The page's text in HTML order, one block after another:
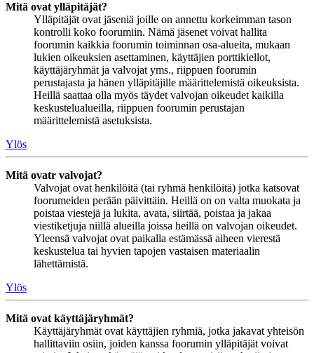
Mitä ovat ylläpitäjät?
Ylläpitäjät ovat jäseniä joille on annettu korkeimman tason
kontrolli koko foorumiin. Nämä jäsenet voivat hallita
foorumin kaikkia foorumin toiminnan osa-alueita, mukaan
lukien oikeuksien asettaminen, käyttäjien porttikiellot,
käyttäjäryhmät ja valvojat yms., riippuen foorumin
perustajasta ja hänen ylläpitäjille määrittelemistä oikeuksista.
Heillä saattaa olla myös täydet valvojan oikeudet kaikilla
keskustelualueilla, riippuen foorumin perustajan
määrittelemistä asetuksista.
Ylös
Mitä ovatr valvojat?
Valvojat ovat henkilöitä (tai ryhmä henkilöitä) jotka katsovat
foorumeiden perään päivittäin. Heillä on on valta muokata ja
poistaa viestejä ja lukita, avata, siirtää, poistaa ja jakaa
viestiketjuja niillä alueilla joissa heillä on valvojan oikeudet.
Yleensä valvojat ovat paikalla estämässä aiheen vierestä
keskustelua tai hyvien tapojen vastaisen materiaalin
lähettämistä.
Ylös
Mitä ovat käyttäjäryhmät?
Käyttäjäryhmät ovat käyttäjien ryhmiä, jotka jakavat yhteisön
hallittaviin osiin, joiden kanssa foorumin ylläpitäjät voivat